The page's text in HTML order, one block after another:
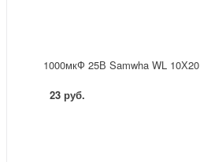
1000мкФ 25В Samwha WL 10Х20
23 руб.